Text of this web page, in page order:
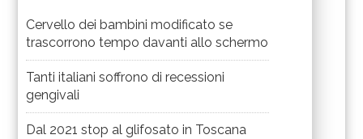
Cervello dei bambini modificato se
trascorrono tempo davanti allo schermo
Tanti italiani soffrono di recessioni
gengivali
Dal 2021 stop al glifosato in Toscana